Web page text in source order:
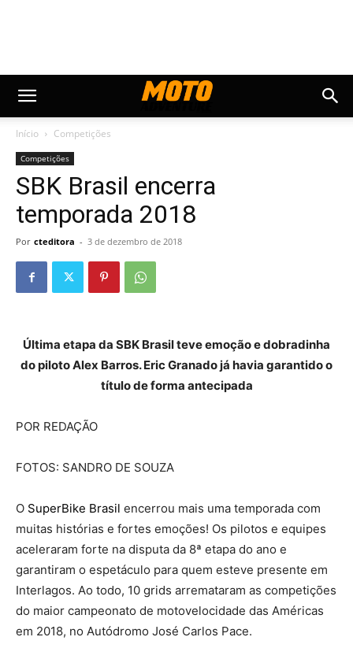
Início Competições
Competições
SBK Brasil encerra
temporada 2018
Por cteditora - 3 de dezembro de 2018
Última etapa da SBK Brasil teve emoção e dobradinha
do piloto Alex Barros. Eric Granado já havia garantido o
título de forma antecipada
POR REDAÇÃO
FOTOS: SANDRO DE SOUZA
O SuperBike Brasil encerrou mais uma temporada com
muitas histórias e fortes emoções! Os pilotos e equipes
aceleraram forte na disputa da 8ª etapa do ano e
garantiram o espetáculo para quem esteve presente em
Interlagos. Ao todo, 10 grids arremataram as competições
do maior campeonato de motovelocidade das Américas
em 2018, no Autódromo José Carlos Pace.